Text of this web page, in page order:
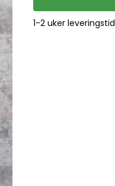
1-2 uker leveringstid